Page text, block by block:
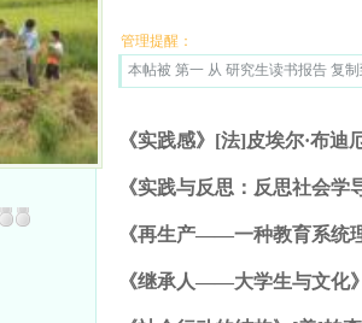
管理提醒：
本帖被 第一 从 研究生读书报告 复
《实践感》[法]皮埃尔·布
《实践与反思：反思社会
《再生产——一种教育系统
《继承人——大学生与文化